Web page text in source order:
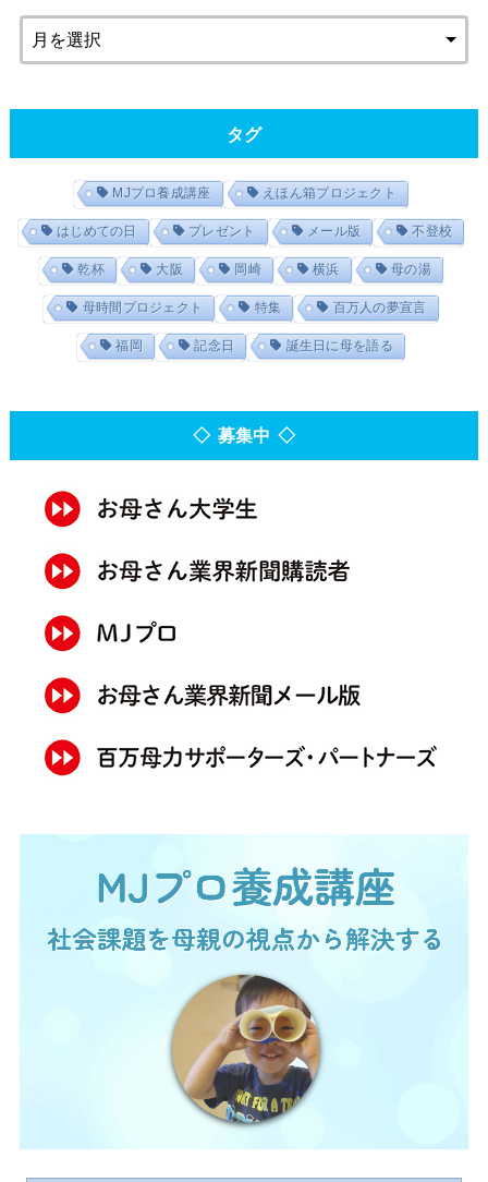
タグ
MJプロ養成講座 えほん箱プロジェクト
はじめての日 プレゼント メール版 不登校
乾杯 大阪 岡崎 横浜 母の湯
母時間プロジェクト 特集 百万人の夢宣言
福岡 記念日 誕生日に母を語る
◇ 募集中 ◇